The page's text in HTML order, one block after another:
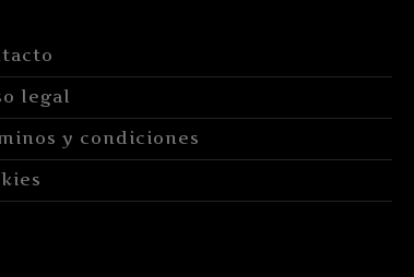
legal
y condiciones